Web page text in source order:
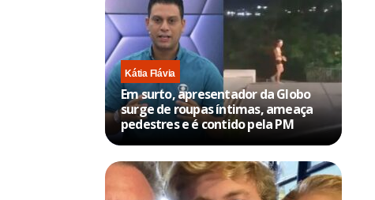
Kátia Flávia
Em surto, apresentador da Globo
surge de roupas íntimas, ameaça
pedestres e é contido pela PM